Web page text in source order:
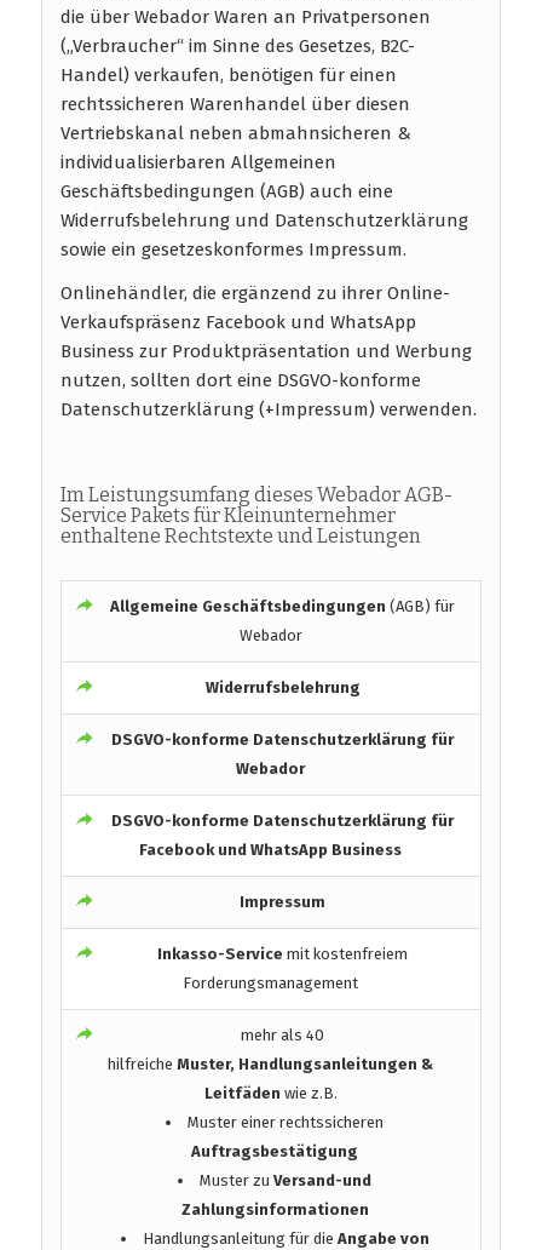
die über Webador Waren an Privatpersonen
(„Verbraucher“ im Sinne des Gesetzes, B2C-
Handel) verkaufen, benötigen für einen
rechtssicheren Warenhandel über diesen
Vertriebskanal neben abmahnsicheren &
individualisierbaren Allgemeinen
Geschäftsbedingungen (AGB) auch eine
Widerrufsbelehrung und Datenschutzerklärung
sowie ein gesetzeskonformes Impressum.
Onlinehändler, die ergänzend zu ihrer Online-
Verkaufspräsenz Facebook und WhatsApp
Business zur Produktpräsentation und Werbung
nutzen, sollten dort eine DSGVO-konforme
Datenschutzerklärung (+Impressum) verwenden.
Im Leistungsumfang dieses Webador AGB-
Service Pakets für Kleinunternehmer
enthaltene Rechtstexte und Leistungen
Allgemeine Geschäftsbedingungen (AGB) für
Webador
Widerrufsbelehrung
DSGVO-konforme Datenschutzerklärung für
Webador
DSGVO-konforme Datenschutzerklärung für
Facebook und WhatsApp Business
Impressum
Inkasso-Service mit kostenfreiem
Forderungsmanagement
mehr als 40
hilfreicheMuster, Handlungsanleitungen &
Leitfäden wie z.B.
Muster einer rechtssicheren
Auftragsbestätigung
Muster zuVersand-und
Zahlungsinformationen
Handlungsanleitung für die Angabe von